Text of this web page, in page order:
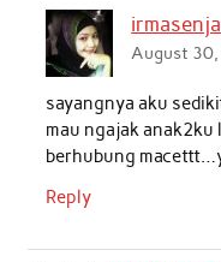
irmasenja
August
sayangnya aku
mau ngajak anak2ku
berhubung
Reply